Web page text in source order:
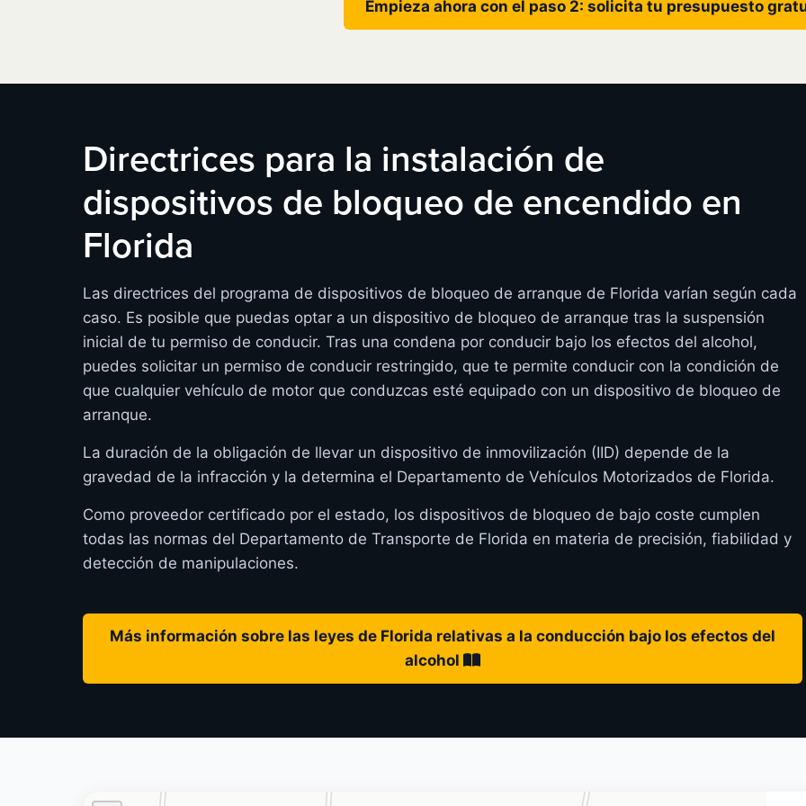
Empieza ahora con el paso 2: solicita tu presupuesto
Directrices para la instalación de
dispositivos de bloqueo de encendido en
Florida
Las directrices del programa de dispositivos de bloqueo de arranque de Florida varían según cada
caso. Es posible que puedas optar a un dispositivo de bloqueo de arranque tras la suspensión
inicial de tu permiso de conducir. Tras una condena por conducir bajo los efectos del alcohol,
puedes solicitar un permiso de conducir restringido, que te permite conducir con la condición de
que cualquier vehículo de motor que conduzcas esté equipado con un dispositivo de bloqueo de
arranque.
La duración de la obligación de llevar un dispositivo de inmovilización (IID) depende de la
gravedad de la infracción y la determina el Departamento de Vehículos Motorizados de Florida.
Como proveedor certificado por el estado, los dispositivos de bloqueo de bajo coste cumplen
todas las normas del Departamento de Transporte de Florida en materia de precisión, fiabilidad y
detección de manipulaciones.
Más información sobre las leyes de Florida relativas a la conducción bajo los efectos del
alcohol